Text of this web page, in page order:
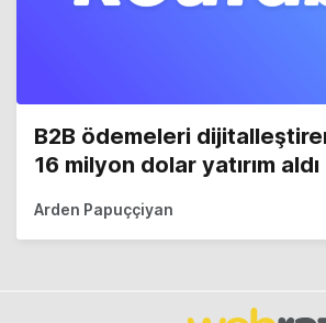
B2B ödemeleri
16 milyon dolar yatırım aldı
Arden Papuççiyan